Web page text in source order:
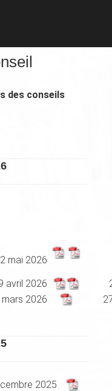
des conseils
mai 2026
avril 2026
mars 2026
2025